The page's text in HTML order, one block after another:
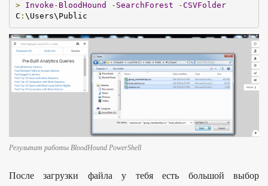
>
Invoke - BloodHound - SearchForest -CSVFolder
C : \Users\Public
Результат работы BloodHound PowerShell
После загрузки файла у тебя есть большой выбор